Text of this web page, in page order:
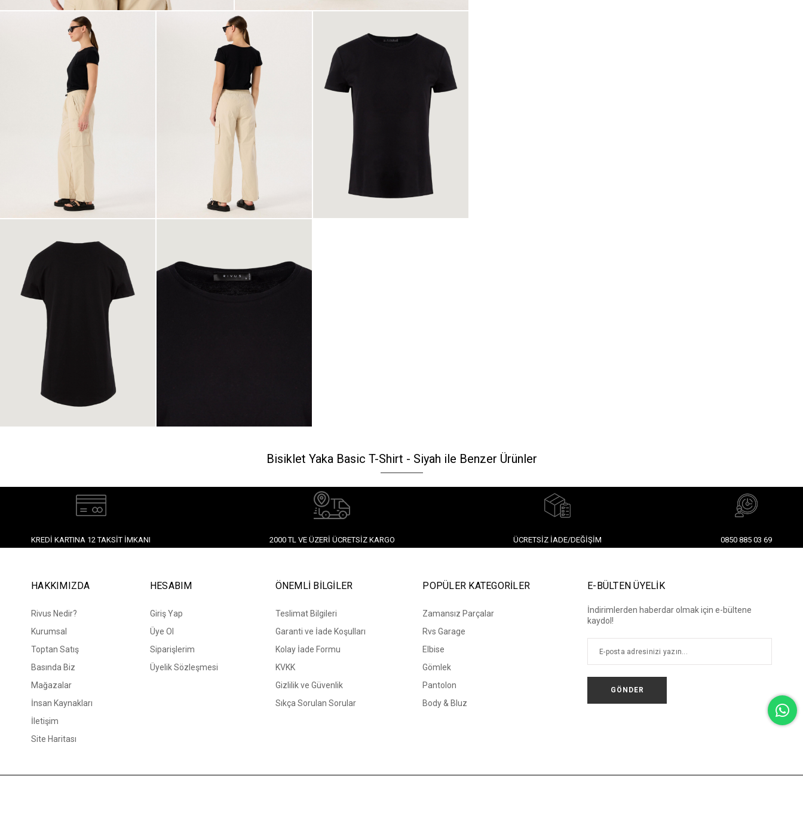
Bisiklet Yaka Basic T-Shirt - Siyah ile Benzer Ürünler
KREDI KARTINA 12 TAKSIT İMKANI 2000 TL VE ÜZERI ÜCRETSIZ KARGO ÜCRETSIZ İADE/DEĞIŞIM 0850 885 03 69
HAKKIMIZDA
Rivus Nedir?
Kurumsal
Toptan Satış
Basında Biz
Mağazalar
İnsan Kaynakları
İletişim
Site Haritası
HESABIM
Giriş Yap
Üye Ol
Siparişlerim
Üyelik Sözleşmesi
ÖNEMLİ BİLGİLER
Teslimat Bilgileri
Garanti ve İade Koşulları
Kolay İade Formu
KVKK
Gizlilik ve Güvenlik
Sıkça Sorulan Sorular
POPÜLER KATEGORİLER
Zamansız Parçalar
Rvs Garage
Elbise
Gömlek
Pantolon
Body & Bluz
E-BÜLTEN ÜYELİK
İndirimlerden haberdar olmak için e-bültene
kaydol!
GÖNDER